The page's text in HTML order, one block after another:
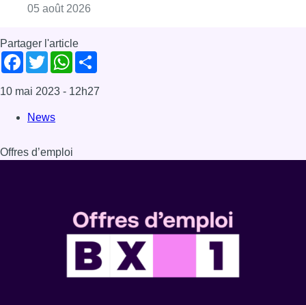
05 août 2026
Partager l'article
Facebook
TwitterWhatsApp
10 mai 2023 - 12h27
News
Offres d’emploi